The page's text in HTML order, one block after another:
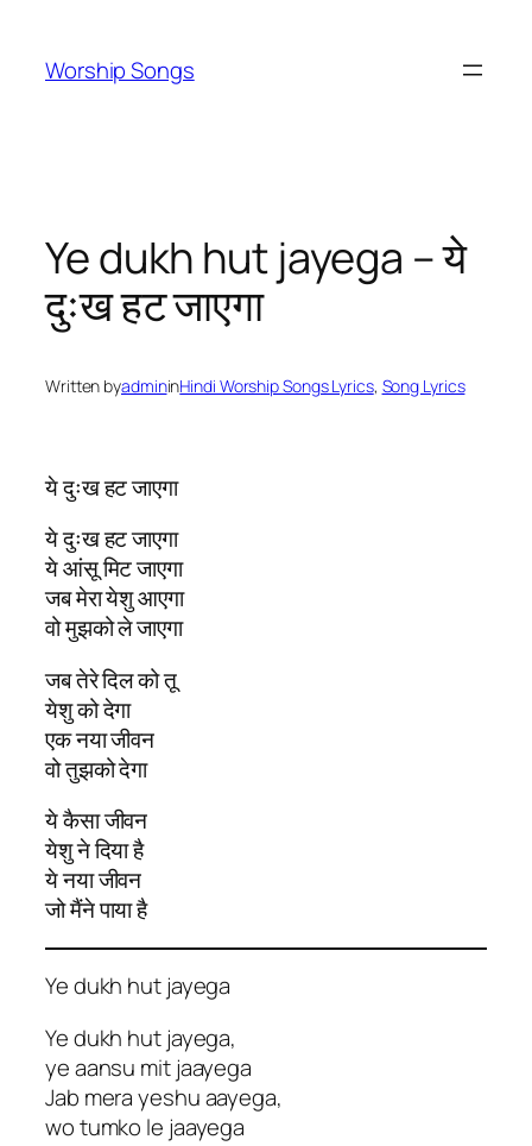
content
Worship Songs
Ye dukh hut jayega – ये
दुःख हट जाएगा
Written byadmininHindi Worship Songs Lyrics, Song Lyrics
ये दुःख हट जाएगा
ये दुःख हट जाएगा
ये आंसू मिट जाएगा
जब मेरा येशु आएगा
वो मुझको ले जाएगा
जब तेरे दिल को तू
येशु को देगा
एक नया जीवन
वो तुझको देगा
ये कैसा जीवन
येशु ने दिया है
ये नया जीवन
जो मैंने पाया है
Ye dukh hut jayega
Ye dukh hut jayega,
ye aansu mit jaayega
Jab mera yeshu aayega,
wo tumko le jaayega